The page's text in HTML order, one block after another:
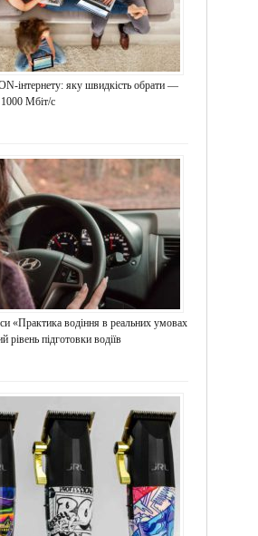
інтернету: яку швидкість обрати —
Мбіт/с
«Практика водіння в реальних умовах
рівень підготовки водіїв